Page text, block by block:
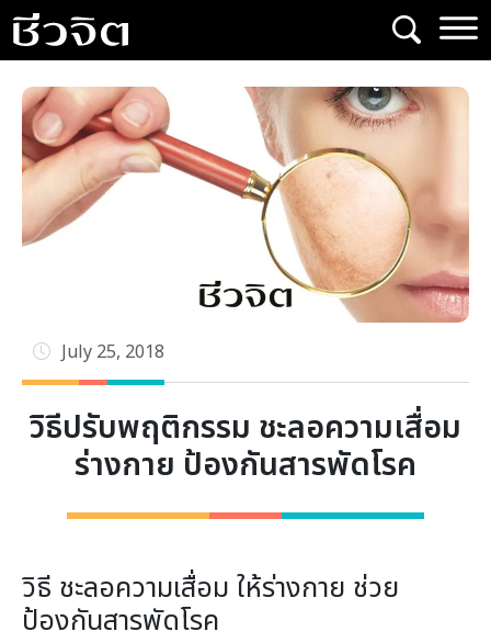
Skip
to
content
July 25, 2018
วิธีปรับพฤติกรรม ชะลอความเสื่อม
ร่างกาย ป้องกันสารพัดโรค
วิธี ชะลอความเสื่อม ให้ร่างกาย ช่วย
ป้องกันสารพัดโรค